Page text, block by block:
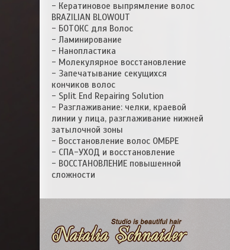
- Кератиновое выпрямление волос
BRAZILIAN BLOWOUT
- БОТОКС для Волос
- Ламинирование
- Нанопластика
- Молекулярное восстановление
- Запечатывание секущихся
кончиков волос
- Split End Repairing Solution
- Разглаживание: челки, краевой
линии у лица, разглаживание нижней
затылочной зоны
- Восстановление волос ОМБРЕ
- СПА-УХОД и восстановление
- ВОССТАНОВЛЕНИЕ повышенной
сложности